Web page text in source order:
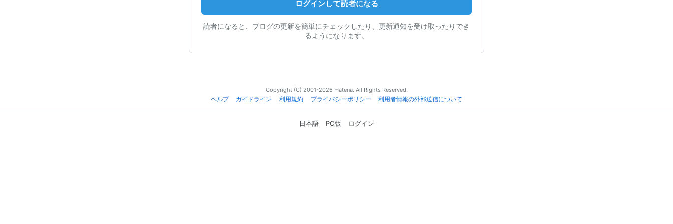
ログインして読者になる
読者になると、ブログの更新を簡単にチェックしたり、更新通知を受け取ったりでき
るようになります。
Copyright (C) 2001-2026 Hatena. All Rights Reserved.
ヘルプ
ガイドライン 利用規約 プライバシーポリシー 利用者情報の外部送信について
日本語 PC版 ログイン